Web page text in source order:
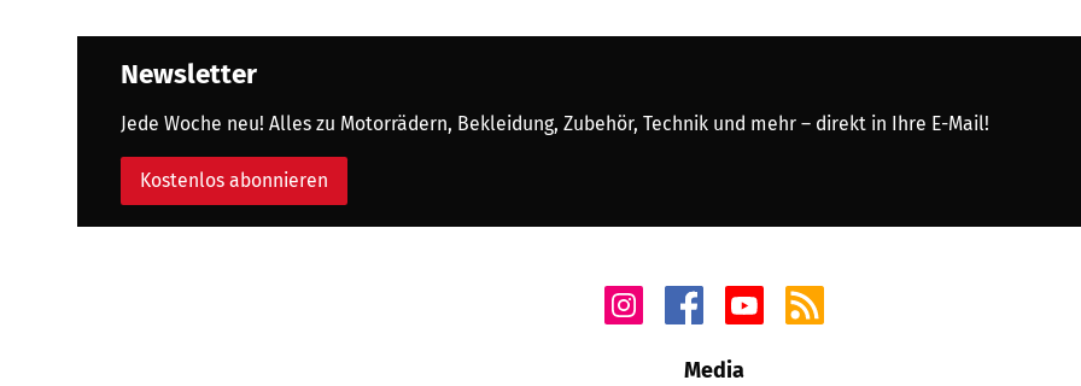
Newsletter
Jede Woche neu! Alles zu Motorrädern, Bekleidung, Zubehör, Technik und mehr – direkt in Ihre E-Mail!
Kostenlos abonnieren
Media